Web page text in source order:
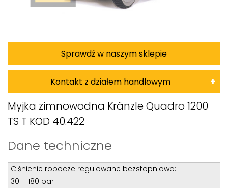
Sprawdź w naszym sklepie
Kontakt z działem handlowym
Damian Korkus
Teren całego kraju
Kom:+48 601 750 464
Myjka zimnowodna Kränzle Quadro 1200
TS T KOD 40.422
Dane techniczne
Ciśnienie robocze regulowane bezstopniowo:
30 – 180 bar